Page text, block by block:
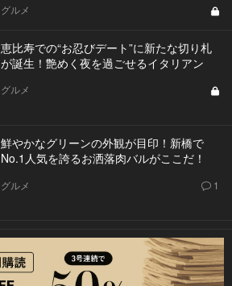
グルメ
恵比寿での“お忍びデート”に新たな切り札
が誕生！艶めく夜を過ごせるイタリアン
グルメ
鮮やかなグリーンの外観が目印！新橋で
No.1人気を誇るお洒落肉バルがここだ！
グルメ 1